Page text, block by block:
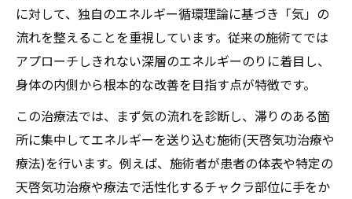
に対して、独自のエネルギー循環理論に基づき「気」の
流れを整えることを重視しています。従来の施術てでは
アプローチしきれない深層のエネルギーのりに着目し、
身体の内側から根本的な改善を目指す点が特徴です。
この治療法では、まず気の流れを診断し、滞りのある箇
所に集中してエネルギーを送り込む施術(天啓気功治療や
療法)を行います。例えば、施術者が患者の体表や特定の
天啓気功治療や療法で活性化するチャクラ部位に手をか